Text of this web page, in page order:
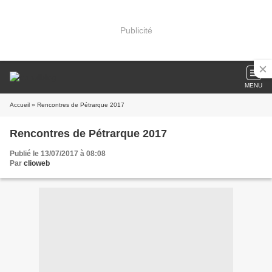
Publicité
MENU
Accueil » Rencontres de Pétrarque 2017
Rencontres de Pétrarque 2017
Publié le 13/07/2017 à 08:08
Par clioweb